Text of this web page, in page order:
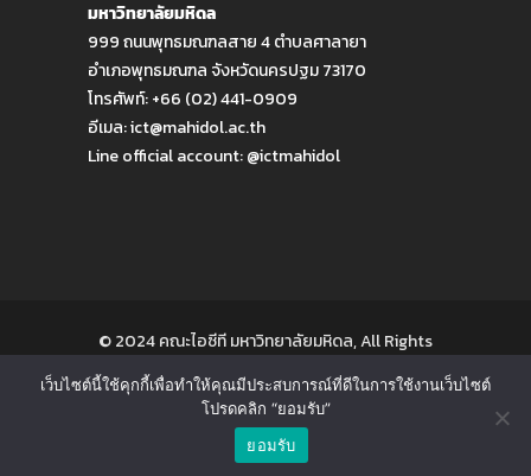
มหาวิทยาลัยมหิดล
999 ถนนพุทธมณฑลสาย 4 ตำบลศาลายา
อำเภอพุทธมณฑล จังหวัดนครปฐม 73170
โทรศัพท์: +66 (02) 441-0909
อีเมล:ict@mahidol.ac.th
Line official account:@ictmahidol
© 2024 คณะไอซีที มหาวิทยาลัยมหิดล, All Rights
Reserved
เว็บไซต์นี้ใช้คุกกี้เพื่อทำให้คุณมีประสบการณ์ที่ดีในการใช้งานเว็บไซต์
โปรดคลิก “ยอมรับ”
ยอมรับ